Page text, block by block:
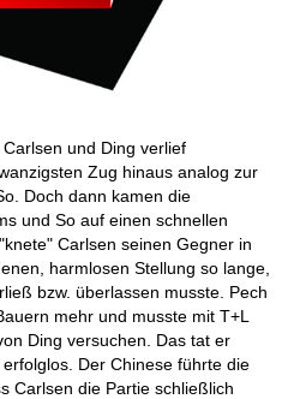
und Ding verlief
Zug hinaus analog zur
Doch dann kamen die
und So auf einen schnellen
Carlsen seinen Gegner in
harmlosen Stellung so lange,
bzw. überlassen musste. Pech
mehr und musste mit T+L
Ding versuchen. Das tat er
Der Chinese führte die
Carlsen die Partie schließlich